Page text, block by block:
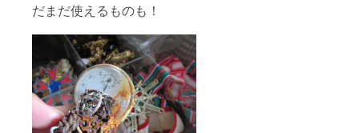
だまだ使えるものも！